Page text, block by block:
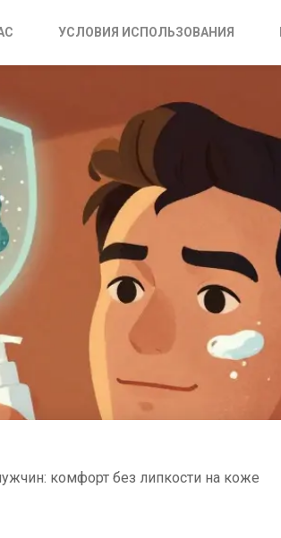
УСЛОВИЯ ИСПОЛЬЗОВАНИЯ
комфорт без липкости на коже